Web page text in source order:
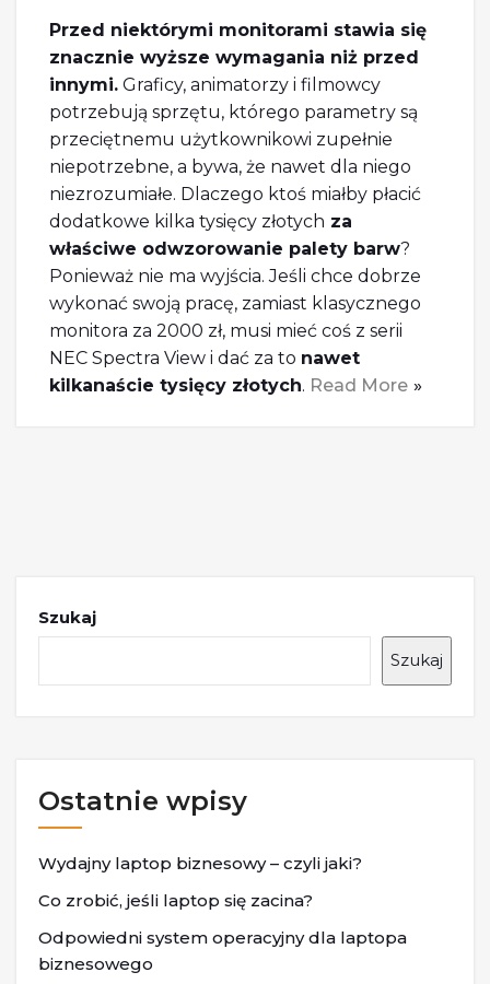
Przed niektórymi monitorami stawia się
znacznie wyższe wymagania niż przed
innymi. Graficy, animatorzy i filmowcy
potrzebują sprzętu, którego parametry są
przeciętnemu użytkownikowi zupełnie
niepotrzebne, a bywa, że nawet dla niego
niezrozumiałe. Dlaczego ktoś miałby płacić
dodatkowe kilka tysięcy złotych za
właściwe odwzorowanie palety barw?
Ponieważ nie ma wyjścia. Jeśli chce dobrze
wykonać swoją pracę, zamiast klasycznego
monitora za 2000 zł, musi mieć coś z serii
NEC Spectra View i dać za to nawet
kilkanaście tysięcy złotych. Read More
Szukaj
Szukaj
Ostatnie wpisy
Wydajny laptop biznesowy – czyli jaki?
Co zrobić, jeśli laptop się zacina?
Odpowiedni system operacyjny dla laptopa
biznesowego